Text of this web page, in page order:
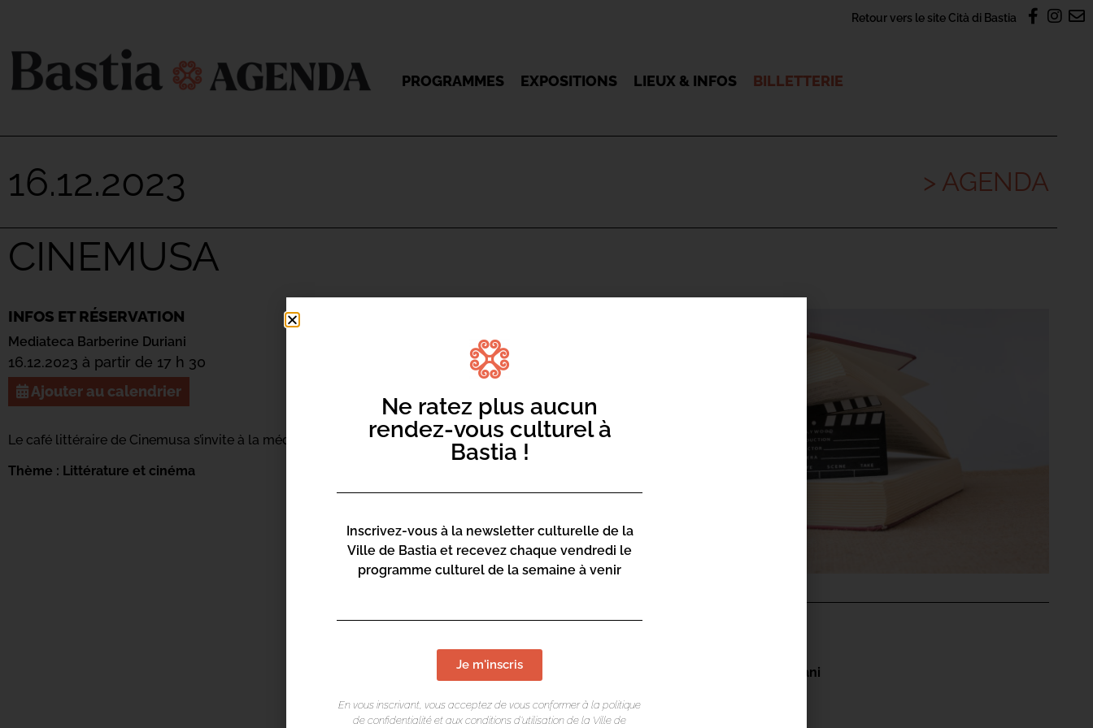
Retour vers le site Cità di Bastia
PROGRAMMES EXPOSITIONS LIEUX & INFOS BILLETTERIE
16.12.2023 > AGENDA
CINEMUSA
INFOS ET RÉSERVATION
Mediateca Barberine Duriani
16.12.2023 à partir de 17 h 30
Ajouter au calendrier
Le café littéraire de Cinemusa s’invite à la médiathèque Barberine Duriani
Thème : Littérature et cinéma
Mediateca Barberine Duriani
Ne ratez plus aucun
rendez-vous culturel à
Bastia !
Inscrivez-vous à la newsletter culturelle de la
Ville de Bastia et recevez chaque vendredi le
programme culturel de la semaine à venir
Je m'inscris
En vous inscrivant, vous acceptez de vous conformer à la politique
de confidentialité et aux conditions d’utilisation de la Ville de